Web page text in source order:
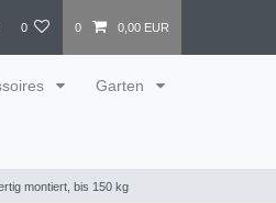
0 0 0,00 EUR
Garten
montiert, bis 150 kg